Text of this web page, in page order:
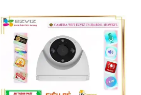
mọi góc nhỏ nhất với rõ nét và sắc
nét